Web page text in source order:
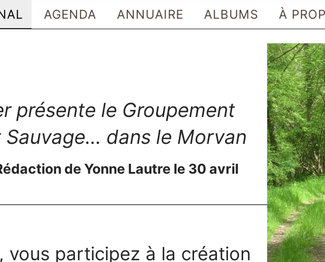
AGENDA ANNUAIRE ALBUMS À
présente le Groupement
dans le Morvan
de Yonne Lautre le 30 avril
vous participez à la création